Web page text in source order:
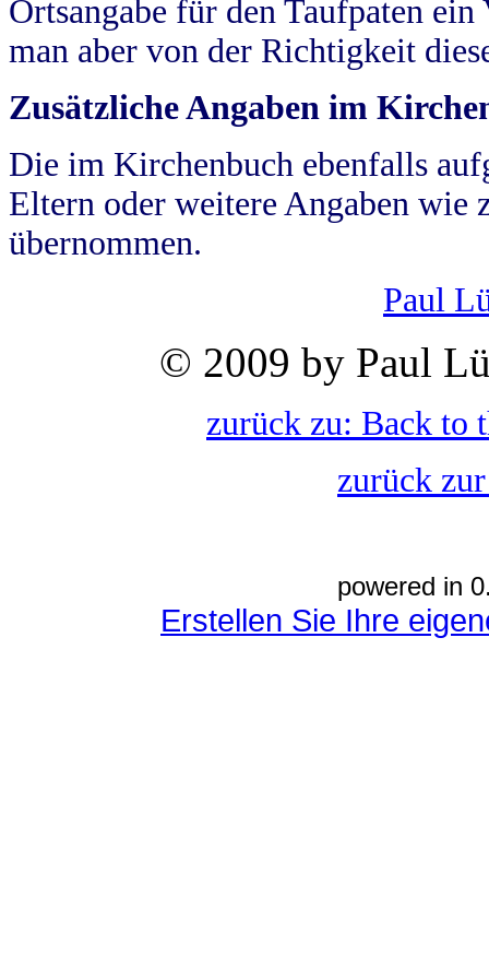
Ortsangabe für den Taufpaten
man aber von der Richtigkeit
Zusätzliche Angaben im
Die im Kirchenbuch ebenfalls
Eltern oder weitere Angaben wie
übernommen.
Paul
© 2009 by Paul
zurück zu: Back to
zurück
powered in
Erstellen Sie Ihre